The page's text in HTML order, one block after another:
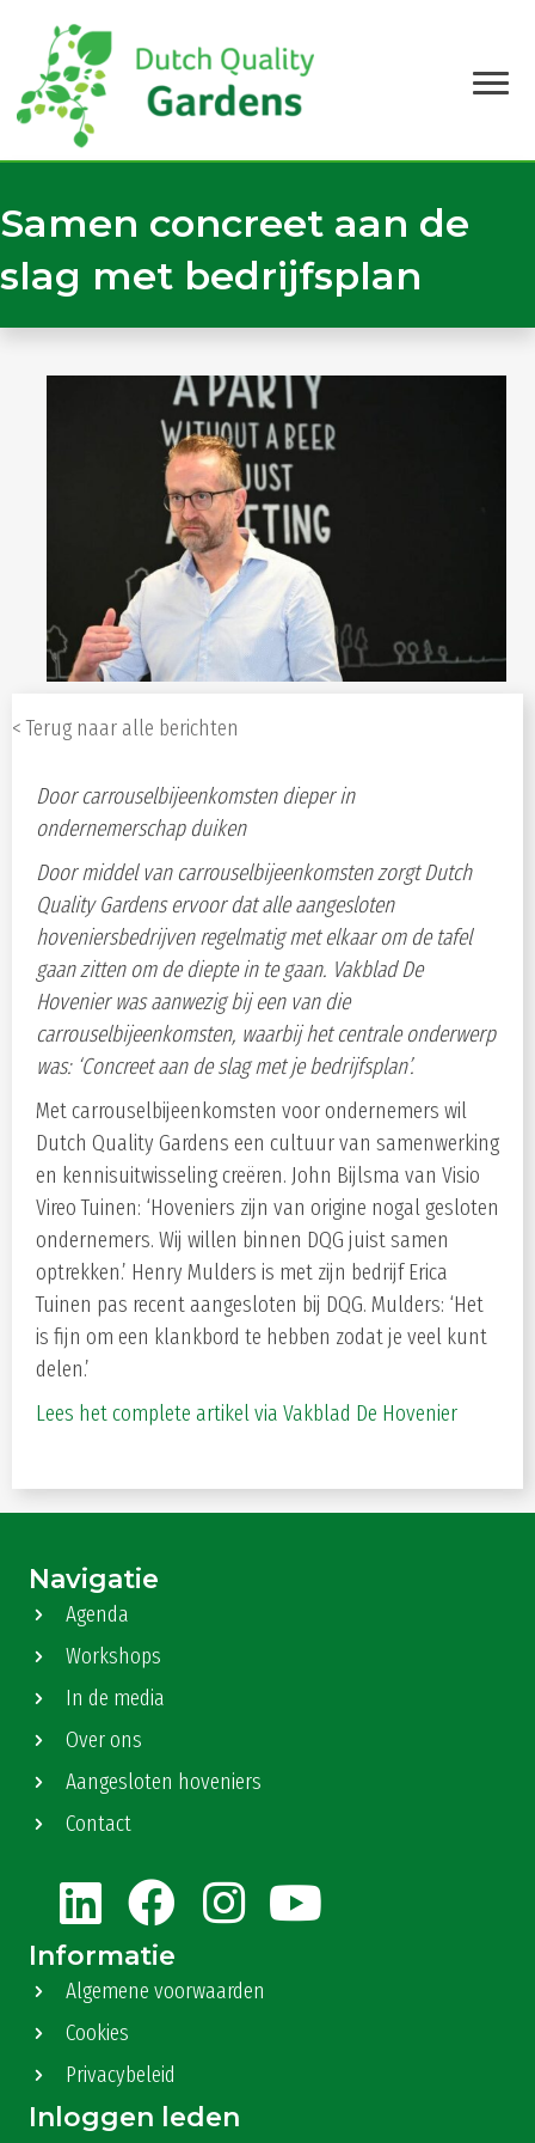
Samen concreet aan de
slag met bedrijfsplan
< Terug naar alle berichten
Door carrouselbijeenkomsten dieper in
ondernemerschap duiken
Door middel van carrouselbijeenkomsten zorgt Dutch
Quality Gardens ervoor dat alle aangesloten
hoveniersbedrijven regelmatig met elkaar om de tafel
gaan zitten om de diepte in te gaan. Vakblad De
Hovenier was aanwezig bij een van die
carrouselbijeenkomsten, waarbij het centrale onderwerp
was: ‘Concreet aan de slag met je bedrijfsplan’.
Met carrouselbijeenkomsten voor ondernemers wil
Dutch Quality Gardens een cultuur van samenwerking
en kennisuitwisseling creëren. John Bijlsma van Visio
Vireo Tuinen: ‘Hoveniers zijn van origine nogal gesloten
ondernemers. Wij willen binnen DQG juist samen
optrekken.’ Henry Mulders is met zijn bedrijf Erica
Tuinen pas recent aangesloten bij DQG. Mulders: ‘Het
is fijn om een klankbord te hebben zodat je veel kunt
delen.’
Lees het complete artikel via Vakblad De Hovenier
Navigatie
Agenda
Workshops
In de media
Over ons
Aangesloten hoveniers
Contact
Informatie
Algemene voorwaarden
Cookies
Privacybeleid
Inloggen leden